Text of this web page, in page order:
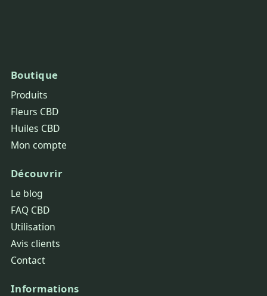
Boutique
Produits
Fleurs CBD
Huiles CBD
Mon compte
Découvrir
Le blog
FAQ CBD
Utilisation
Avis clients
Contact
Informations